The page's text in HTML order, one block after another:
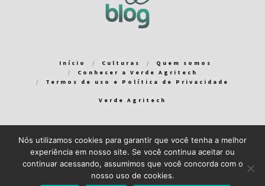
Início Culturas
Quem somos
Conhecer a Verde Agritech
Termos de uso e Política de Privacidade
Verde Agritech
Bem-vindo ao Verde Blog! Para que a sua experiência em nosso
blog seja a melhor possível, utilizamos cookies. Você pode
aceitar ou gerenciar seus cookiesaqui.
Nós utilizamos cookies para garantir que você tenha a melhor
experiência em nosso site. Se você continua aceitar ou
continuar acessando, assumimos que você concorda com o
nosso uso de cookies.